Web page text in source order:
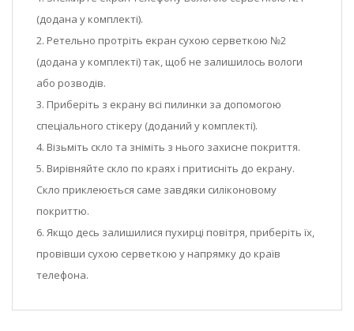
(додана у комплекті).
2. Ретельно протріть екран сухою серветкою №2
(додана у комплекті) так, щоб не залишилось вологи
або розводів.
3. Приберіть з екрану всі пилинки за допомогою
спеціального стікеру (доданий у комплекті).
4. Візьміть скло та зніміть з нього захисне покриття.
5. Вирівняйте скло по краях і притисніть до екрану.
Скло приклеюється саме завдяки силіконовому
покриттю.
6. Якщо десь залишилися пухирці повітря, приберіть їх,
провівши сухою серветкою у напрямку до країв
телефона.